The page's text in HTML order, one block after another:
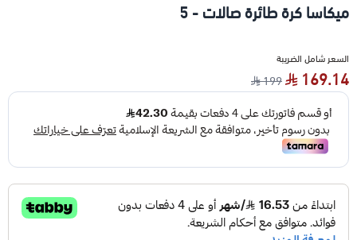
ميكاسا كرة طائرة صالات - 5
السعر شامل الضريبة
169.14
199